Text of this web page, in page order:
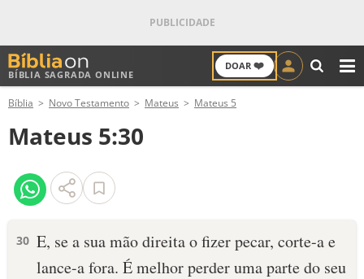
BÍBLIA SAGRADA ONLINE
DOAR ❤️
ANTIGO TESTAMENTO
NOVO TESTAMENTO
VERSÍCULOS
PALAVRA DO DIA
Bíblia Novo Testamento Mateus Mateus 5
Mateus 5:30
30 E, se a sua mão direita o fizer pecar, corte-a e
lance-a fora. É melhor perder uma parte do seu